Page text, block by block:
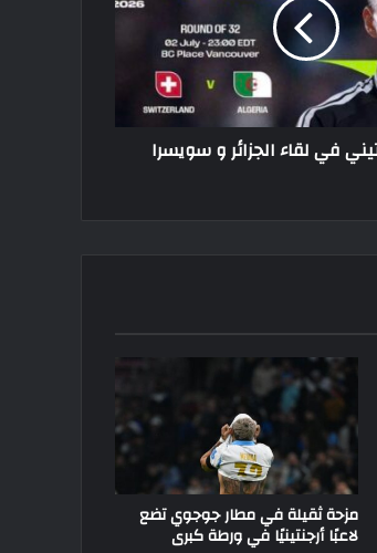
في لقاء الجزائر و سويسرا
مزحة ثقيلة في مطار جوجوي تضع
لاعبًا أرجنتينيًا في ورطة كبرى